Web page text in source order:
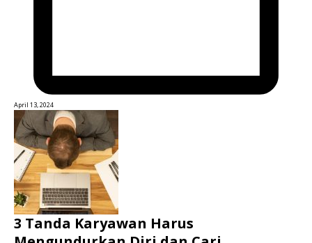
April 13, 2024
3 Tanda Karyawan Harus